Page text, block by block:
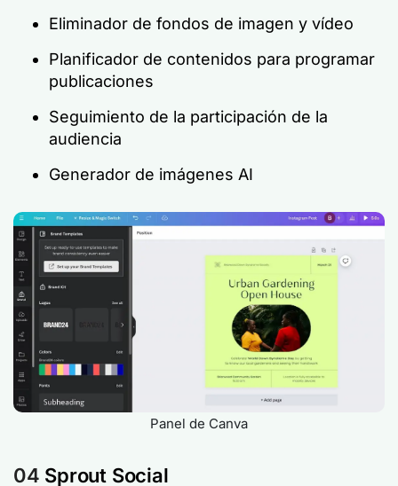
Eliminador de fondos de imagen y vídeo
Planificador de contenidos para programar
publicaciones
Seguimiento de la participación de la
audiencia
Generador de imágenes AI
Panel de Canva
04 Sprout Social